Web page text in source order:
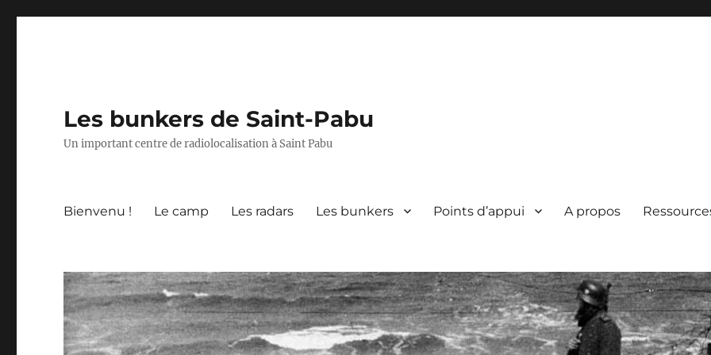
Les bunkers de Saint-Pabu
Un important centre de radiolocalisation à Saint Pabu
Bienvenu ! Le camp Les radars Les bunkers Points d’appui A propos